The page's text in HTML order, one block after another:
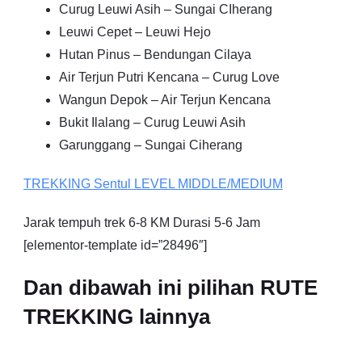
Curug Leuwi Asih – Sungai CIherang
Leuwi Cepet – Leuwi Hejo
Hutan Pinus – Bendungan Cilaya
Air Terjun Putri Kencana – Curug Love
Wangun Depok – Air Terjun Kencana
Bukit Ilalang – Curug Leuwi Asih
Garunggang – Sungai Ciherang
TREKKING Sentul LEVEL MIDDLE/MEDIUM
Jarak tempuh trek 6-8 KM Durasi 5-6 Jam
[elementor-template id=”28496″]
Dan dibawah ini pilihan RUTE
TREKKING lainnya